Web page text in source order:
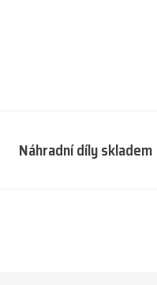
Náhradní díly skladem